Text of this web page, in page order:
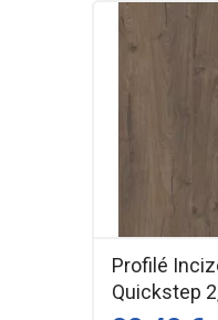
Profilé
Quickstep